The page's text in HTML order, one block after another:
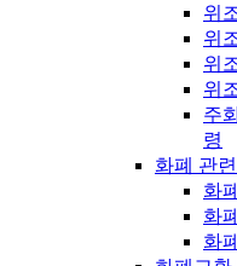
위
위
위
위
주
령
화폐 관
화
화
화